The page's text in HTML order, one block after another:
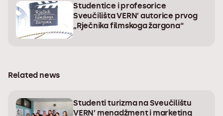
Studentice i profesorice
Sveučilišta VERN’ autorice prvog
„Rječnika filmskoga žargona“
Related news
Studenti turizma na Sveučilištu
VERN’ menadžment i marketing